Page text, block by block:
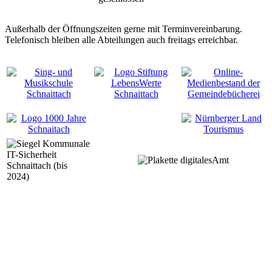
Außerhalb der Öffnungszeiten gerne mit Terminvereinbarung.
Telefonisch bleiben alle Abteilungen auch freitags erreichbar.